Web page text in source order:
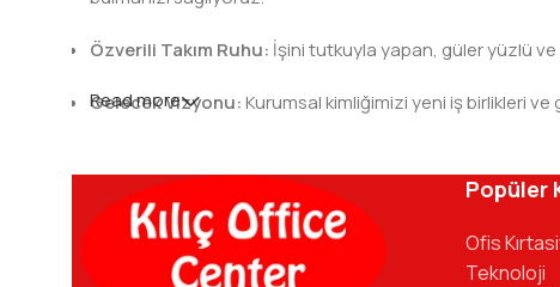
Özverili Takım Ruhu: İşini tutkuyla yapan, güler yüzlü
Gelecek Vizyonu:Kurumsal kimliğimizi yeni iş birlikleri
kadromuzla hizmetinizdeyiz.
Read more
Popüler
Ofis
Teknoloji